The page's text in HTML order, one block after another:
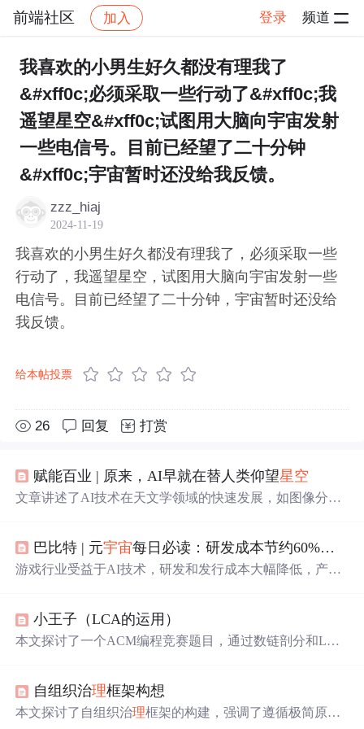
前端社区 加入 登录 频道
社区 前端社区 感慨 帖子详情
我喜欢的小男生好久都没有理我了
&#xff0c;必须采取一些行动了&#xff0c;我
遥望星空&#xff0c;试图用大脑向宇宙发射
一些电信号。目前已经望了二十分钟
&#xff0c;宇宙暂时还没给我反馈。
zzz_hiaj
2024-11-19
我喜欢的小男生好久都没有理我了，必须采取一些
行动了，我遥望星空，试图用大脑向宇宙发射一些
电信号。目前已经望了二十分钟，宇宙暂时还没给
我反馈。
给本帖投票
26 回复 打赏
赋能百业 | 原来，AI早就在替人类仰望星空
文章讲述了AI技术在天文学领域的快速发展，如图像分
AI不仅扩展了人类的视野，还在改变天文学家的工作方
式，预示着一个全新的科技与天文结合的时代。,
巴比特 | 元宇宙每日必读：研发成本节约60%，产量增长5倍，分析称游戏制作显著受益于AI ，文本、美术、场景等均可用AI生成...
游戏行业受益于AI技术，研发和发行成本大幅降低，产量
手。此外，SnoopDogg与VeeFriends合作推出NFT系列，苹
果MR头显将兼容百万款iPad应用，虚拟人直播带货仍在早
小王子（LCA的运用）
本文探讨了一个ACM编程竞赛题目，通过数链剖分和LCA
量。自组织治理框架构想
本文探讨了自组织治理框架的构建，强调了遵循极简原则